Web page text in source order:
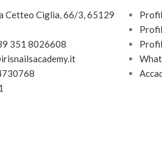
Cetteo Ciglia, 66/3, 65129
351 8026608